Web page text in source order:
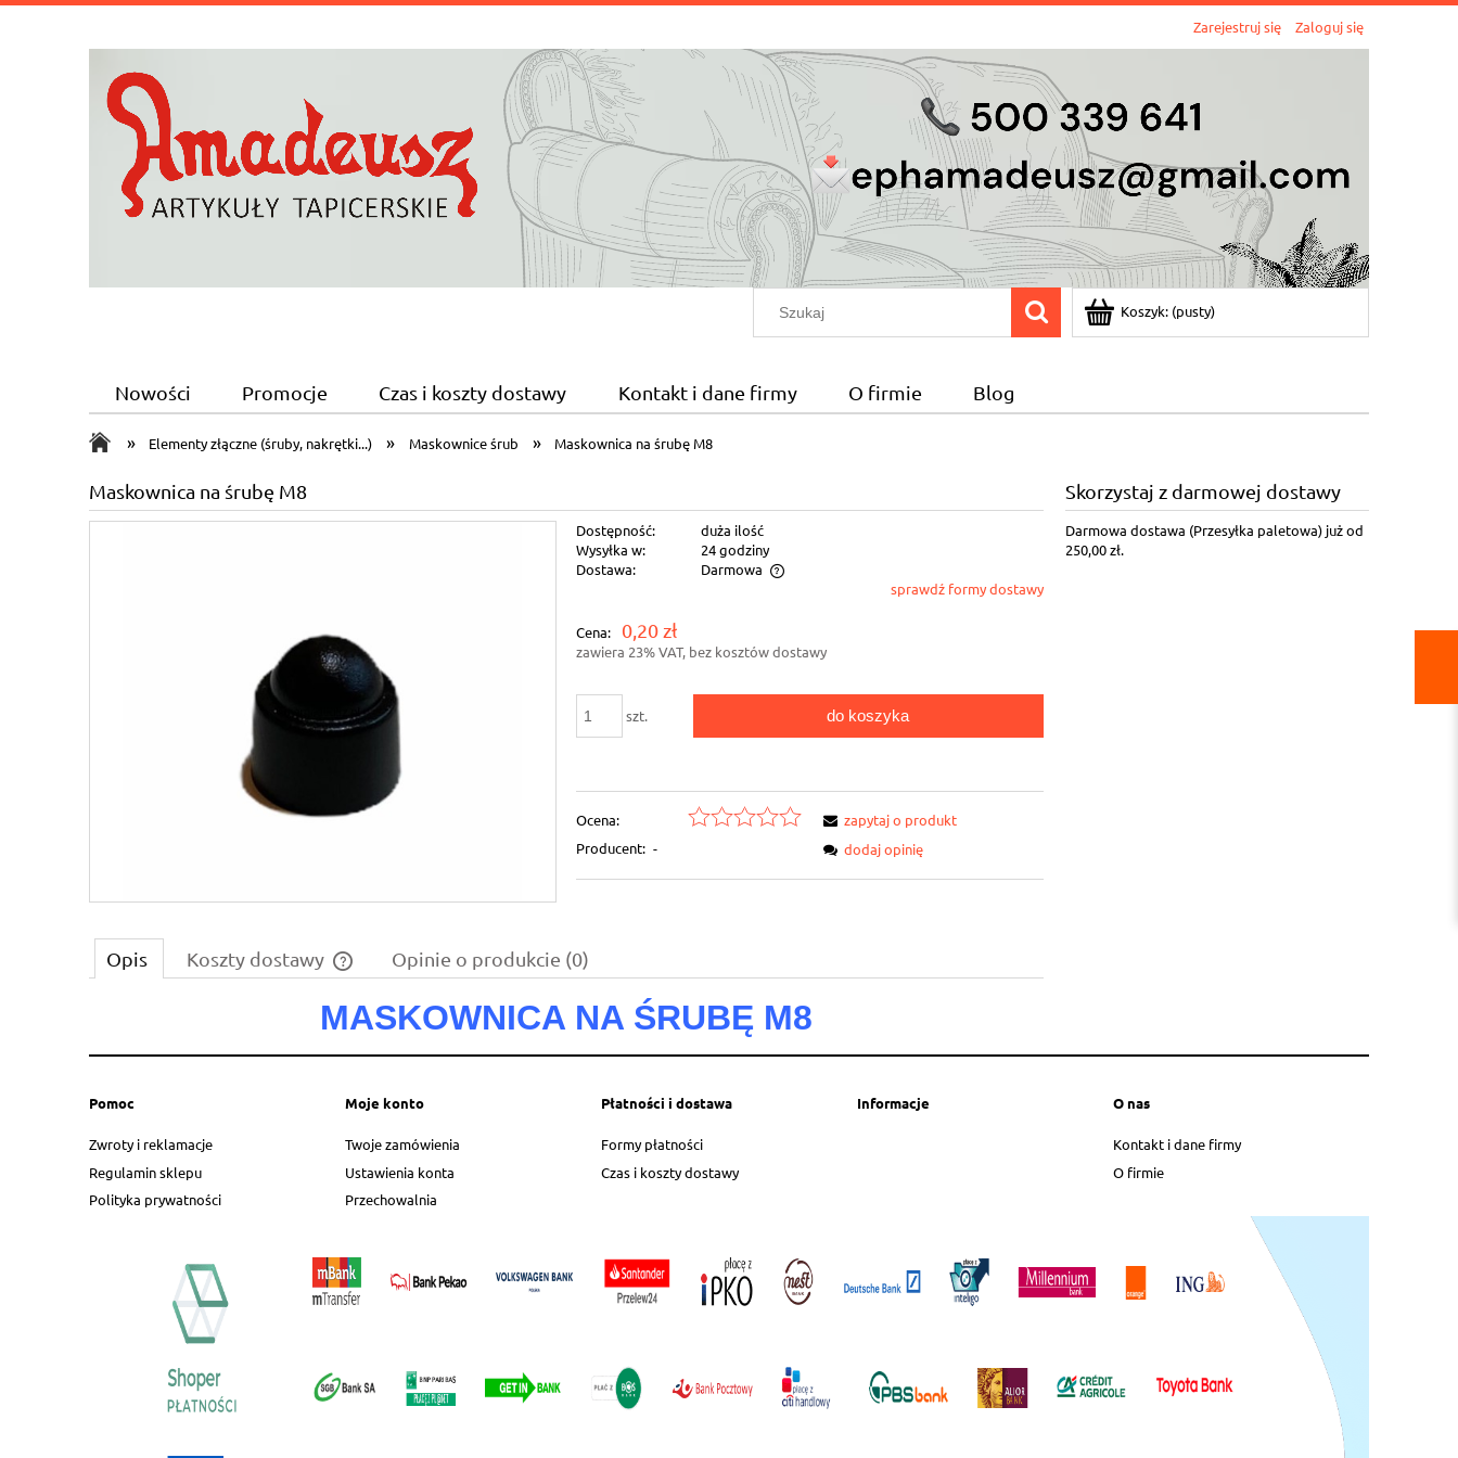
Zarejestruj się Zaloguj się
Koszyk: (pusty)
Nowości Promocje Czas i koszty dostawy Kontakt i dane firmy O firmie Blog
» Elementy złączne (śruby, nakrętki...) » Maskownice śrub » Maskownica na śrubę M8
Maskownica na śrubę M8
Dostępność:
duża ilość
Wysyłka w:
24 godziny
Dostawa:
Darmowa
sprawdź formy dostawy
Cena: 0,20 zł
zawiera 23% VAT, bez kosztów dostawy
szt. do koszyka
Ocena:
Producent: -
zapytaj o produkt
dodaj opinię
Opis Koszty dostawy
Cena nie zawiera ewentualnych kosztów
Opinie o produkcie (0)
MASKOWNICA NA ŚRUBĘ M8
Skorzystaj z darmowej dostawy
Darmowa dostawa (Przesyłka paletowa) już od
250,00 zł.
Pomoc
Zwroty i reklamacje
Regulamin sklepu
Polityka prywatności
Moje konto
Twoje zamówienia
Ustawienia konta
Przechowalnia
Płatności i dostawa
Formy płatności
Czas i koszty dostawy
Informacje O nas
Kontakt i dane firmy
O firmie